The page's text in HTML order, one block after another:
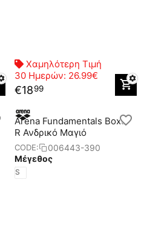
Χαμηλότερη Τιμή
30 Ημερών: 26.99€
€1899
Arena Fundamentals Boxer
R Ανδρικό Μαγιό
CODE:
006443-390
Μέγεθος
S